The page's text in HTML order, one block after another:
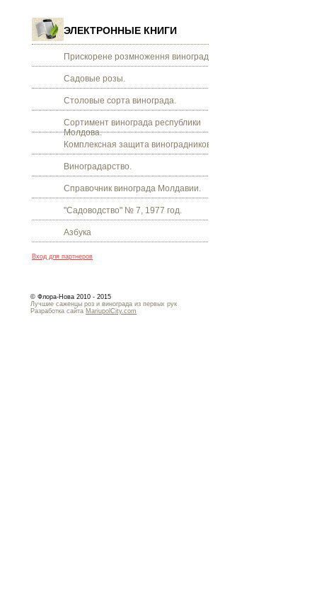
ЭЛЕКТРОННЫЕ КНИГИ
Прискорене розмноження винограду.
Садовые розы.
Столовые сорта винограда.
Сортимент винограда республики
Молдова.
Комплексная защита виноградников.
Виноградарство.
Справочник винограда Молдавии.
"Садоводство" № 7, 1977 год.
Азбука
Вход для партнеров
© Флора-Нова 2010 - 2015
Лучшие саженцы роз и винограда из первых рук
Разработка сайта MariupolCity.com